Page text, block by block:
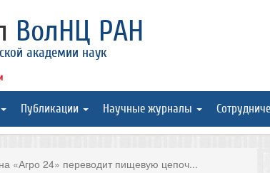
ВолНЦ РАН
академии наук
Публикации Научные журналы
«Агро 24» переводит пищевую цепоч...